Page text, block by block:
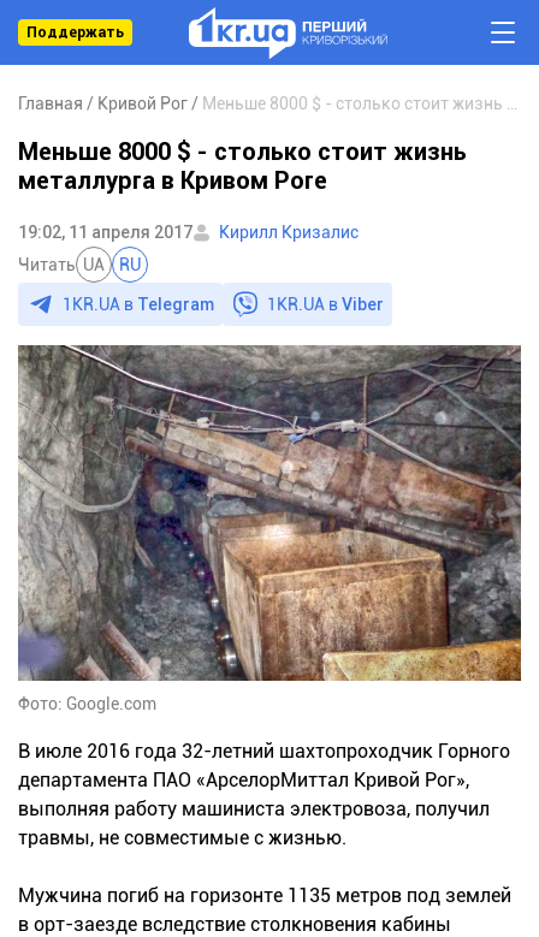
Поддержать
Главная Кривой Рог
Меньше 8000 $ - столько стоит жизнь
металлурга в Кривом Роге
19:02, 11 апреля 2017
Кирилл Кризалис
Читать UA RU
1KR.UA в Telegram 1KR.UA вViber
Фото: Google.com
В июле 2016 года 32-летний шахтопроходчик Горного
департамента ПАО «АрселорМиттал Кривой Рог»,
выполняя работу машиниста электровоза, получил
травмы, не совместимые с жизнью.
Мужчина погиб на горизонте 1135 метров под землей
в орт-заезде вследствие столкновения кабины